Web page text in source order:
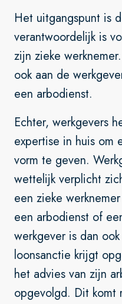
Het uitgangspunt is
verantwoordelijk is
zijn zieke
ook aan de
een arbodienst.
Echter, werkgevers
expertise in huis om
vorm te geven.
wettelijk verplicht
een zieke
een arbodienst of
werkgever is dan
loonsanctie krijgt
het advies van zijn
opgevolgd. Dit komt